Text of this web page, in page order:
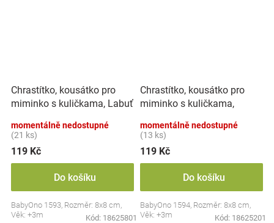
Chrastítko, kousátko pro
miminko s kuličkama, Labuť
momentálně nedostupné
(21 ks)
119 Kč
Do košíku
BabyOno 1593, Rozměr: 8x8 cm,
Věk: +3m
Kód: 18625801
Chrastítko, kousátko pro
miminko s kuličkama,
momentálně nedostupné
(13 ks)
119 Kč
Do košíku
BabyOno 1594, Rozměr: 8x8 cm,
Věk: +3m
Kód: 18625201